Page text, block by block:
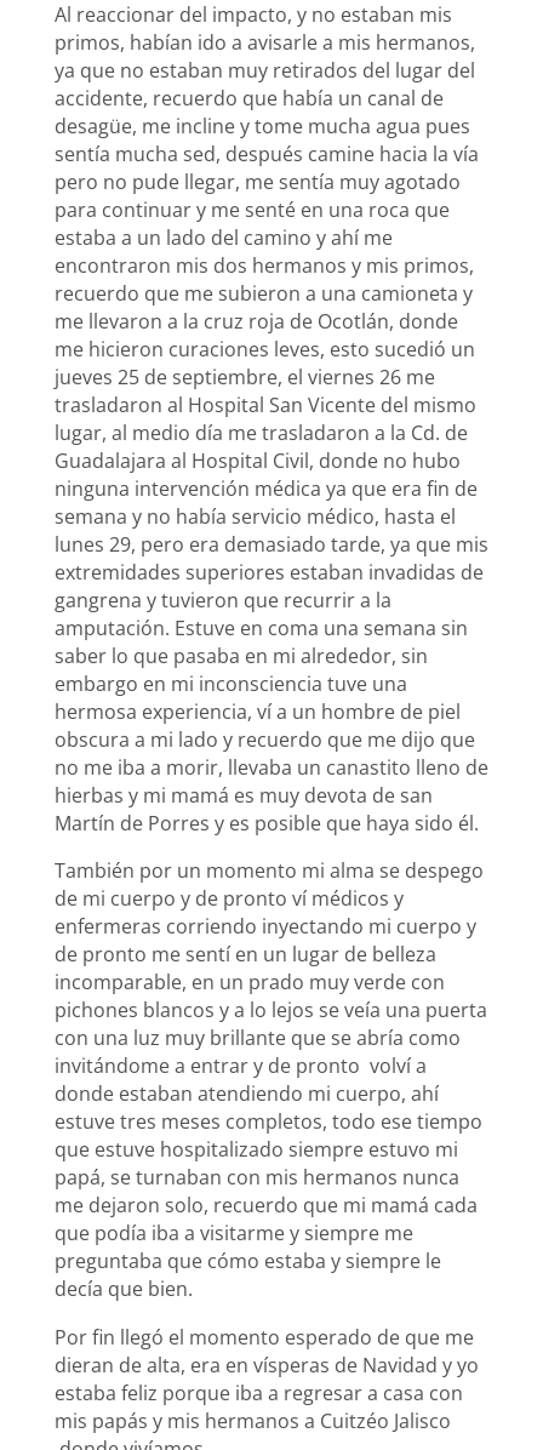
Al reaccionar del impacto, y no estaban mis
primos, habían ido a avisarle a mis hermanos,
ya que no estaban muy retirados del lugar del
accidente, recuerdo que había un canal de
desagüe, me incline y tome mucha agua pues
sentía mucha sed, después camine hacia la vía
pero no pude llegar, me sentía muy agotado
para continuar y me senté en una roca que
estaba a un lado del camino y ahí me
encontraron mis dos hermanos y mis primos,
recuerdo que me subieron a una camioneta y
me llevaron a la cruz roja de Ocotlán, donde
me hicieron curaciones leves, esto sucedió un
jueves 25 de septiembre, el viernes 26 me
trasladaron al Hospital San Vicente del mismo
lugar, al medio día me trasladaron a la Cd. de
Guadalajara al Hospital Civil, donde no hubo
ninguna intervención médica ya que era fin de
semana y no había servicio médico, hasta el
lunes 29, pero era demasiado tarde, ya que mis
extremidades superiores estaban invadidas de
gangrena y tuvieron que recurrir a la
amputación. Estuve en coma una semana sin
saber lo que pasaba en mi alrededor, sin
embargo en mi inconsciencia tuve una
hermosa experiencia, ví a un hombre de piel
obscura a mi lado y recuerdo que me dijo que
no me iba a morir, llevaba un canastito lleno de
hierbas y mi mamá es muy devota de san
Martín de Porres y es posible que haya sido él.
También por un momento mi alma se despego
de mi cuerpo y de pronto ví médicos y
enfermeras corriendo inyectando mi cuerpo y
de pronto me sentí en un lugar de belleza
incomparable, en un prado muy verde con
pichones blancos y a lo lejos se veía una puerta
con una luz muy brillante que se abría como
invitándome a entrar y de pronto volví a
donde estaban atendiendo mi cuerpo, ahí
estuve tres meses completos, todo ese tiempo
que estuve hospitalizado siempre estuvo mi
papá, se turnaban con mis hermanos nunca
me dejaron solo, recuerdo que mi mamá cada
que podía iba a visitarme y siempre me
preguntaba que cómo estaba y siempre le
decía que bien.
Por fin llegó el momento esperado de que me
dieran de alta, era en vísperas de Navidad y yo
estaba feliz porque iba a regresar a casa con
mis papás y mis hermanos a Cuitzéo Jalisco